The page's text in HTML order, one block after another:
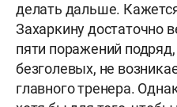
делать дальше.
Захаркину достаточно
пяти поражений
безголевых, не
главного тренера.